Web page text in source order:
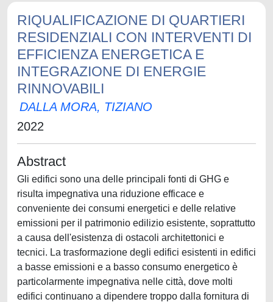
RIQUALIFICAZIONE DI QUARTIERI
RESIDENZIALI CON INTERVENTI DI
EFFICIENZA ENERGETICA E
INTEGRAZIONE DI ENERGIE
RINNOVABILI
DALLA MORA, TIZIANO
2022
Abstract
Gli edifici sono una delle principali fonti di GHG e
risulta impegnativa una riduzione efficace e
conveniente dei consumi energetici e delle relative
emissioni per il patrimonio edilizio esistente, soprattutto
a causa dell'esistenza di ostacoli architettonici e
tecnici. La trasformazione degli edifici esistenti in edifici
a basse emissioni e a basso consumo energetico è
particolarmente impegnativa nelle città, dove molti
edifici continuano a dipendere troppo dalla fornitura di